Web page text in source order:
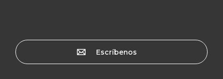
Escríbenos